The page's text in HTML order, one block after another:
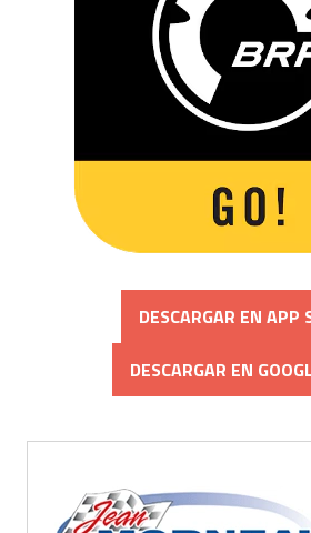
DESCARGAR EN APP
DESCARGAR EN
Saint-Pascal